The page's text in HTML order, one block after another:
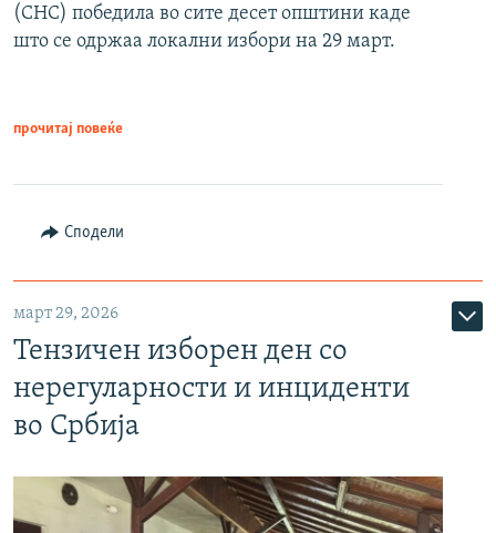
(СНС) победила во сите десет општини каде
што се одржаа локални избори на 29 март.
прочитај повеќе
Сподели
март 29, 2026
Тензичен изборен ден со
нерегуларности и инциденти
во Србија